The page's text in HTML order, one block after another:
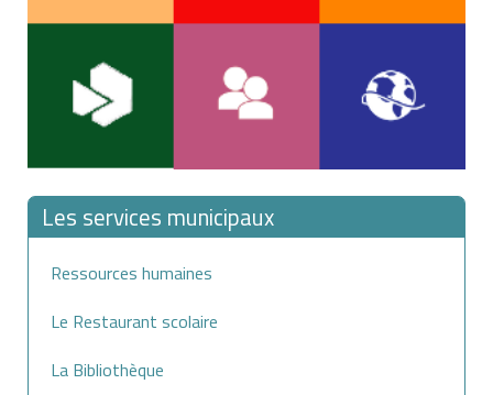
Les services municipaux
Ressources humaines
Le Restaurant scolaire
La Bibliothèque